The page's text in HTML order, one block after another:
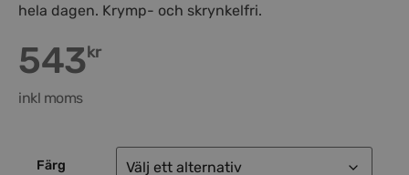
hela dagen. Krymp- och skrynkelfri.
543kr
inkl moms
Färg